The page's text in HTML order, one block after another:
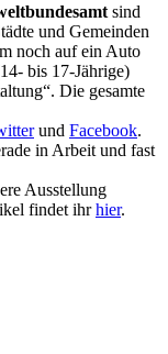
sind
und Gemeinden
noch auf ein Auto
bis 17-Jährige)
Die gesamte
und Facebook.
in Arbeit und fast
Ausstellung
findet ihrhier.